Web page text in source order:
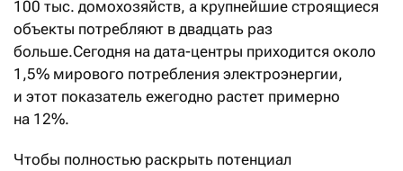
100 тыс. домохозяйств, а крупнейшие строящиеся
объекты потребляют в двадцать раз
больше.Сегодня на дата-центры приходится около
1,5% мирового потребления электроэнергии,
и этот показатель ежегодно растет примерно
на 12%.
Чтобы полностью раскрыть потенциал